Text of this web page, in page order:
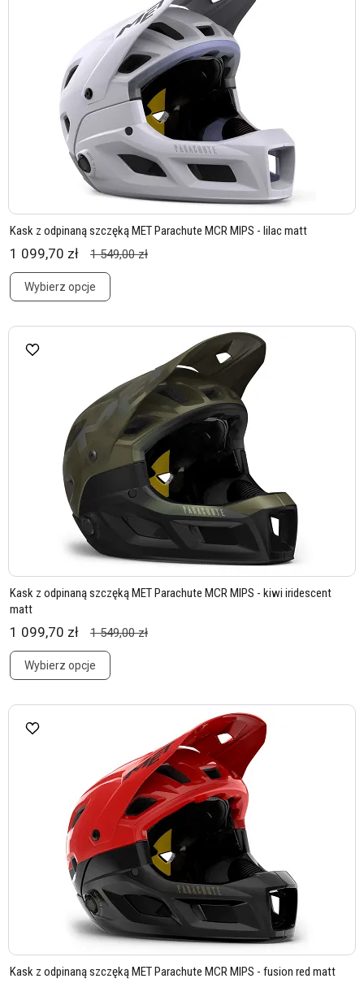
Kask z odpinaną szczęką MET Parachute MCR MIPS - lilac matt
1 099,70 zł 1 549,00 zł
Wybierz opcje
Kask z odpinaną szczęką MET Parachute MCR MIPS - kiwi iridescent
matt
1 099,70 zł 1 549,00 zł
Wybierz opcje
Kask z odpinaną szczęką MET Parachute MCR MIPS - fusion red matt